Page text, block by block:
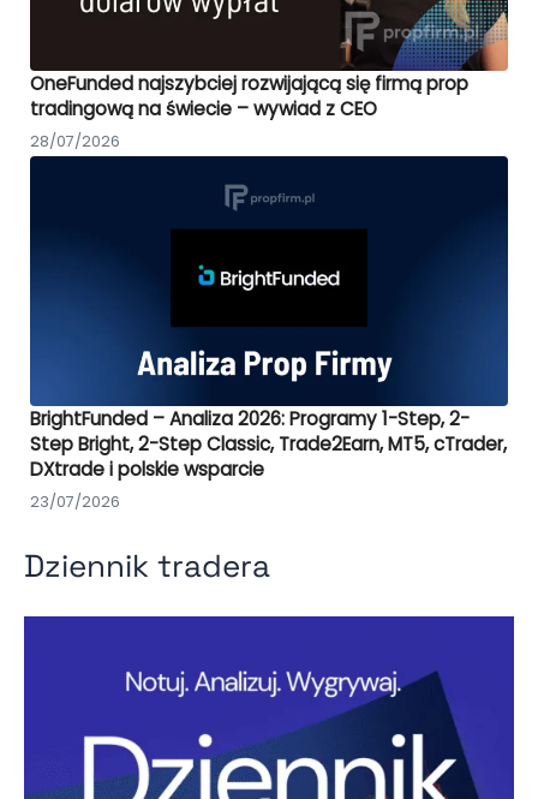
OneFunded najszybciej rozwijającą się firmą prop
tradingową na świecie – wywiad z CEO
28/07/2026
BrightFunded – Analiza 2026: Programy 1-Step, 2-
Step Bright, 2-Step Classic, Trade2Earn, MT5, cTrader,
DXtrade i polskie wsparcie
23/07/2026
Dziennik tradera